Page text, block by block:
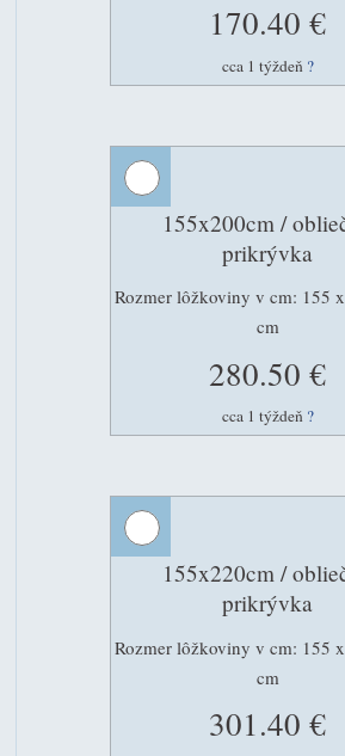
170.40 €
cca 1 týždeň ?
155x200cm /
prikrývka
Rozmer lôžkoviny v cm: 155
cm
280.50 €
cca 1 týždeň ?
155x220cm /
prikrývka
Rozmer lôžkoviny v cm: 155
cm
301.40 €